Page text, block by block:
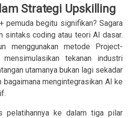
Strategi Upskilling
pemuda begitu signifikan? Sagara
sintaks coding atau teori AI dasar.
menggunakan metode Project-
tekanan industri
utamanya bukan lagi sekadar
bagaimana mengintegrasikan AI ke
pelatihannya ke dalam tiga pilar